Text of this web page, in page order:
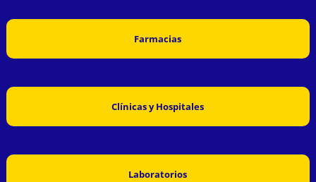
Farmacias
Clínicas y Hospitales
Laboratorios